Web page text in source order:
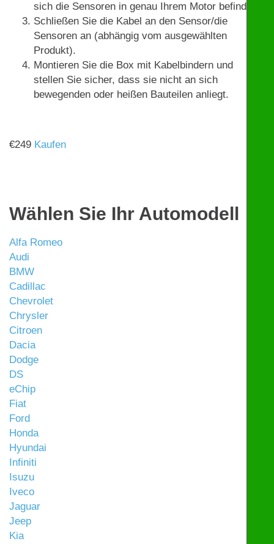
sich die Sensoren in genau Ihrem Motor befinden.
Schließen Sie die Kabel an den Sensor/die
Sensoren an (abhängig vom ausgewählten
Produkt).
Montieren Sie die Box mit Kabelbindern und
stellen Sie sicher, dass sie nicht an sich
bewegenden oder heißen Bauteilen anliegt.
€249 Kaufen
Wählen Sie Ihr Automodell
Alfa Romeo
Audi
BMW
Cadillac
Chevrolet
Chrysler
Citroen
Dacia
Dodge
DS
eChip
Fiat
Ford
Honda
Hyundai
Infiniti
Isuzu
Iveco
Jaguar
Jeep
Kia